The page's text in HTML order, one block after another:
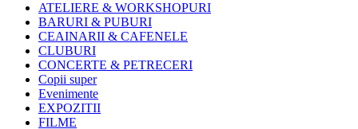
ATELIERE & WORKSHOPURI
BARURI & PUBURI
CEAINARII & CAFENELE
CLUBURI
CONCERTE & PETRECERI
Copii super
Evenimente
EXPOZITII
FILME